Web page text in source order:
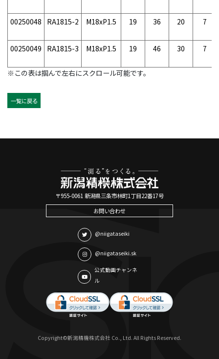
00250048 RA1815-2 M18xP1.5 19 36 20 7
00250049 RA1815-3 M18xP1.5 19 46 30 7
※この表は掴んで左右にスクロール可能です。
一覧に戻る
〒955-0061 新潟県三条市林町1丁目22番17号
お問い合わせ
@niigataseiki
@niigataseiki.sk
公式動画チャンネ
ル
Copyright©新潟精機株式会社 Co., Ltd. All Rights Reserved.